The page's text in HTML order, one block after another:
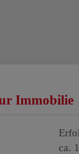
Immobilie
ca.